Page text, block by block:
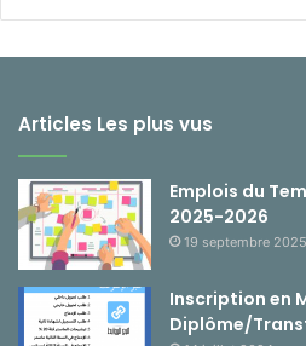
Articles Les plus vus
Emplois du
2025-2026
19 septembre 2025
Inscription en
Diplôme/